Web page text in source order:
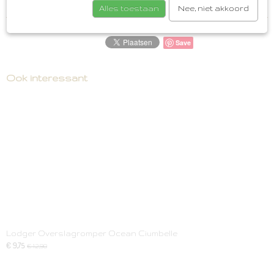
Save
Ook interessant
Lodger Overslagromper Ocean Ciumbelle
€ 9,75 € 12,90
Alles toestaan Nee, niet akkoord